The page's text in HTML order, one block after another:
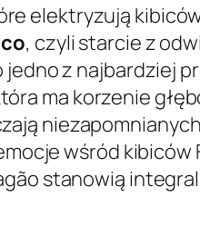
elektryzują
, czyli starcie z
z najbardziej
ma korzenie
wśród kibiców
stanowią